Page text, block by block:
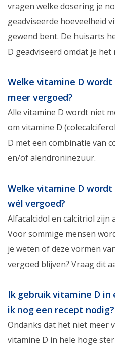
vragen welke dosering je
geadviseerde hoeveelheid
gewend bent. De huisarts
D geadviseerd omdat je het
Welke vitamine D wordt
meer vergoed?
Alle vitamine D wordt niet
om vitamine D
D met een combinatie van
en/of alendroninezuur.
Welke vitamine D
wél vergoed?
Alfacalcidol en calcitriol zijn
Voor sommige mensen
je weten of deze vormen
vergoed blijven? Vraag dit
Ik gebruik vitamine D in
ik nog een recept nodig?
Ondanks dat het niet meer
vitamine D in hele hoge